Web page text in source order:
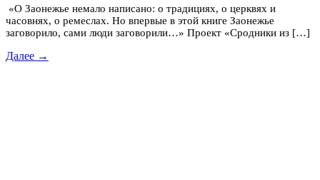
«О Заонежье немало написано: о традициях, о церквях и
часовнях, о ремеслах. Но впервые в этой книге Заонежье
заговорило, сами люди заговорили…» Проект «Сродники из […]
Далее →